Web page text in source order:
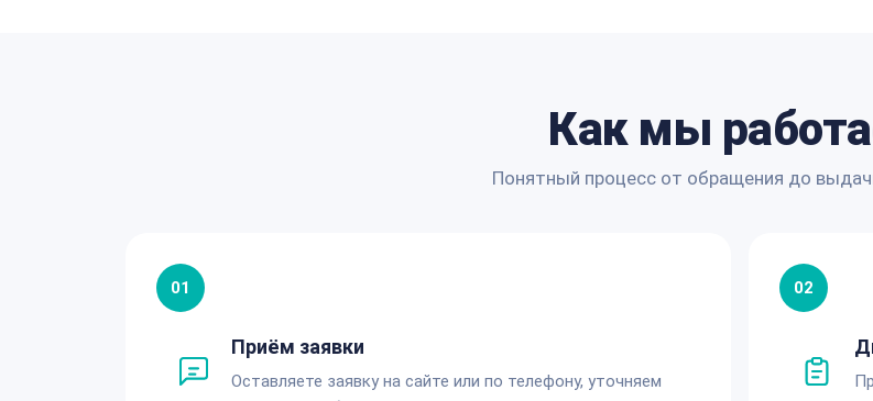
Как мы
Понятный процесс от обращения до
01
Приём заявки
Оставляете заявку на сайте или по телефону, уточняем
02